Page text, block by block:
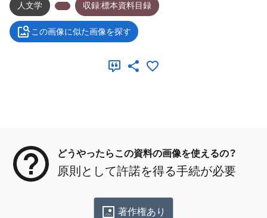
人文学 収録:標本資料目録
この画像に似た画像を探す
どうやったらこの資料の画像を使えるの？
原則として許諾を得る手続が必要
著作権あり